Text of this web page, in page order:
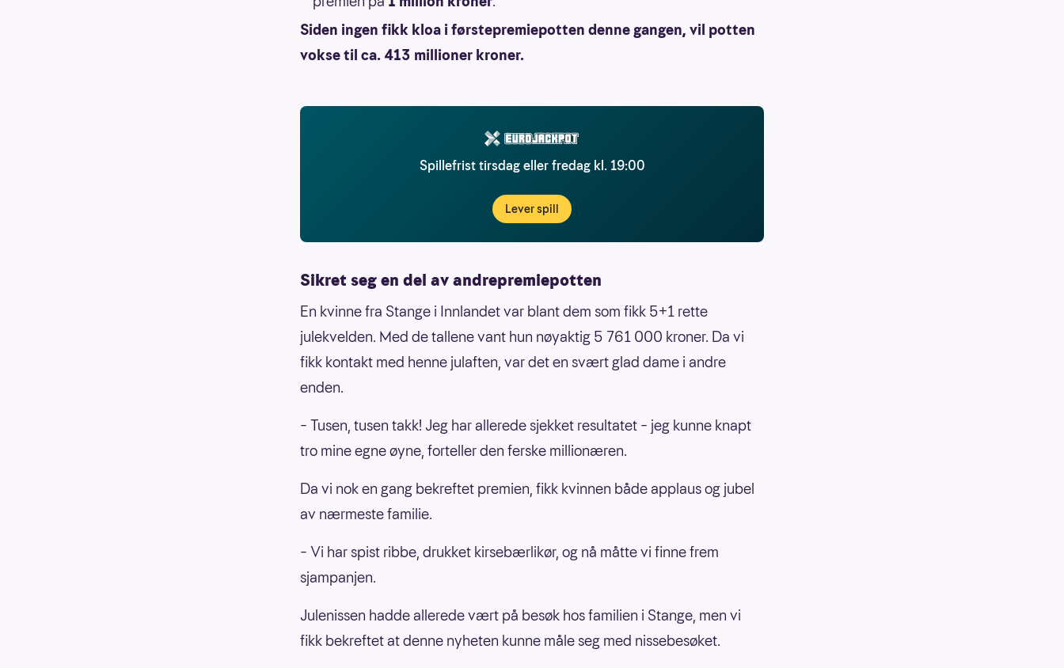
Siden ingen fikk kloa i førstepremiepotten denne gangen, vil potten
vokse til ca. 413 millioner kroner.
Spillefrist tirsdag eller fredag kl. 19:00
Lever spill
Sikret seg en del av andrepremiepotten
En kvinne fra Stange i Innlandet var blant dem som fikk 5+1 rette
julekvelden. Med de tallene vant hun nøyaktig 5 761 000 kroner. Da vi
fikk kontakt med henne julaften, var det en svært glad dame i andre
enden.
– Tusen, tusen takk! Jeg har allerede sjekket resultatet – jeg kunne knapt
tro mine egne øyne, forteller den ferske millionæren.
Da vi nok en gang bekreftet premien, fikk kvinnen både applaus og jubel
av nærmeste familie.
– Vi har spist ribbe, drukket kirsebærlikør, og nå måtte vi finne frem
sjampanjen.
Julenissen hadde allerede vært på besøk hos familien i Stange, men vi
fikk bekreftet at denne nyheten kunne måle seg med nissebesøket.